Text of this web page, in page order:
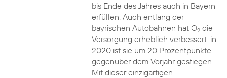
bis Ende des Jahres auch in Bayern
erfüllen. Auch entlang der
bayrischen Autobahnen hat O2die
Versorgung erheblich verbessert: in
2020 ist sie um 20 Prozentpunkte
gegenüber dem Vorjahr gestiegen.
Mit dieser einzigartigen